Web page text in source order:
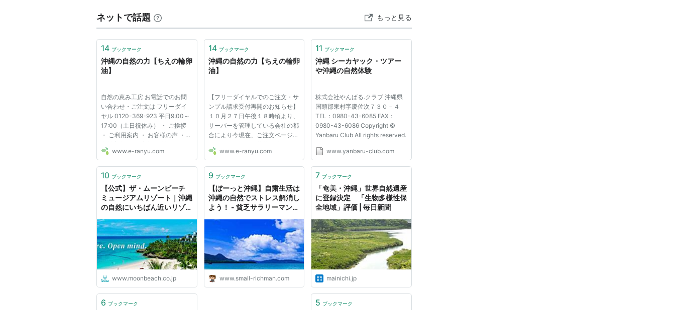
ネットで話題 もっと見る
14 ブックマーク
沖縄の自然の力【ちえの輪卵
油】
自然の恵み工房 お電話でのお問
い合わせ・ご注文は フリーダイ
ヤル 0120-369-923 平日9:00～
17:00（土日祝休み） ・ ご挨拶
・ ご利用案内 ・ お客様の声 ・
会社案内 ・ ご注文・送料につい
て ・ お問い合わせ ・ よくある質
・ ちえの輪卵油とは ・ ちえの輪
www.e-ranyu.com
14 ブックマーク
沖縄の自然の力【ちえの輪卵
油】
【フリーダイヤルでのご注文・サ
ンプル請求受付再開のお知らせ】
１０月２７日午後１８時頃より、
サーバーを管理している会社の都
合により今現在、ご注文ページに
アクセスできない状態が続き、お
客様にはご不便ご迷惑をおかけし
ー管理会社からの情報でお客様情
www.e-ranyu.com
11 ブックマーク
沖縄 シーカヤック・ツアー
や沖縄の自然体験
株式会社やんばる.クラブ 沖縄県
国頭郡東村字慶佐次７３０－４
TEL：0980-43-6085 FAX：
0980-43-6086 Copyright ©
Yanbaru Club All rights reserved.
www.yanbaru-club.com
10 ブックマーク
【公式】ザ・ムーンビーチ
ミュージアムリゾート｜沖縄
の自然にいちばん近いリゾー
www.moonbeach.co.jp
9 ブックマーク
【ぼーっと沖縄】自粛生活は
沖縄の自然でストレス解消し
よう！ - 貧乏サラリーマンの
www.small-richman.com
7 ブックマーク
「奄美・沖縄」世界自然遺産
に登録決定 「生物多様性保
全地域」評価 | 毎日新聞
mainichi.jp
6 ブックマーク 5 ブックマーク